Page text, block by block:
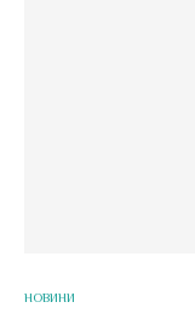
НОВИНИ